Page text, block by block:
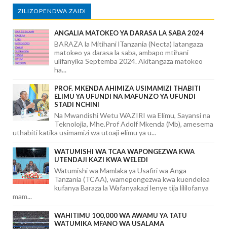
ZILIZOPENDWA ZAIDI
ANGALIA MATOKEO YA DARASA LA SABA 2024
BARAZA la Mitihani lTanzania (Necta) latangaza
matokeo ya darasa la saba, ambapo mtihani
ulifanyika Septemba 2024. Akitangaza matokeo
ha...
PROF. MKENDA AHIMIZA USIMAMIZI THABITI
ELIMU YA UFUNDI NA MAFUNZO YA UFUNDI
STADI NCHINI
Na Mwandishi Wetu WAZIRI wa Elimu, Sayansi na
Teknolojia, Mhe.Prof Adolf Mkenda (Mb), amesema
uthabiti katika usimamizi wa utoaji elimu ya u...
WATUMISHI WA TCAA WAPONGEZWA KWA
UTENDAJI KAZI KWA WELEDI
Watumishi wa Mamlaka ya Usafiri wa Anga
Tanzania (TCAA), wamepongezwa kwa kuendelea
kufanya Baraza la Wafanyakazi lenye tija lililofanya
mam...
WAHITIMU 100,000 WA AWAMU YA TATU
WATUMIKA MFANO WA USALAMA